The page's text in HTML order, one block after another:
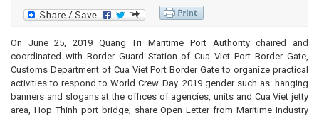
On June 25, 2019 Quang Tri Maritime Port Authority chaired and
coordinated with Border Guard Station of Cua Viet Port Border Gate,
Customs Department of Cua Viet Port Border Gate to organize practical
activities to respond to World Crew Day. 2019 gender such as: hanging
banners and slogans at the offices of agencies, units and Cua Viet jetty
area, Hop Thinh port bridge; share Open Letter from Maritime Industry